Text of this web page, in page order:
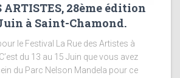
ARTISTES, 28ème édition
à Saint-Chamond.
le Festival La Rue des Artistes à
du 13 au 15 Juin que vous avez
du Parc Nelson Mandela pour ce